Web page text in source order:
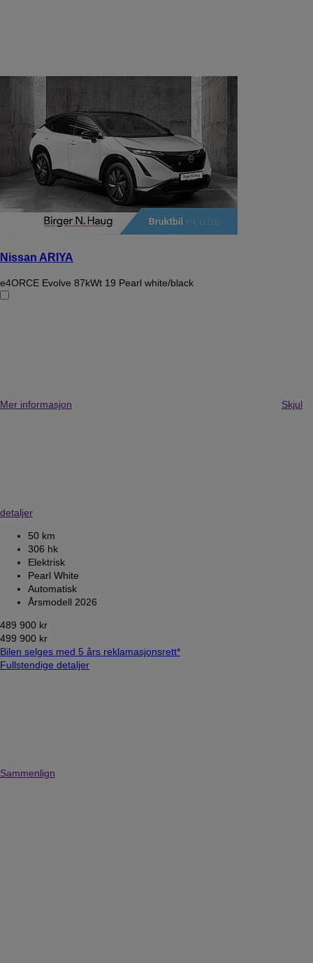
Nissan ARIYA
e4ORCE Evolve 87kWt 19 Pearl white/black
Mer informasjon Skjul
detaljer
50 km
306 hk
Elektrisk
Pearl White
Automatisk
Årsmodell 2026
489 900 kr
499 900 kr
Bilen selges med 5 års reklamasjonsrett*
Fullstendige detaljer
Sammenlign